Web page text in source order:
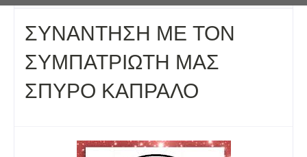
ΣΥΝΑΝΤΗΣΗ ΜΕ ΤΟΝ
ΣΥΜΠΑΤΡΙΩΤΗ ΜΑΣ
ΣΠΥΡΟ ΚΑΠΡΑΛΟ